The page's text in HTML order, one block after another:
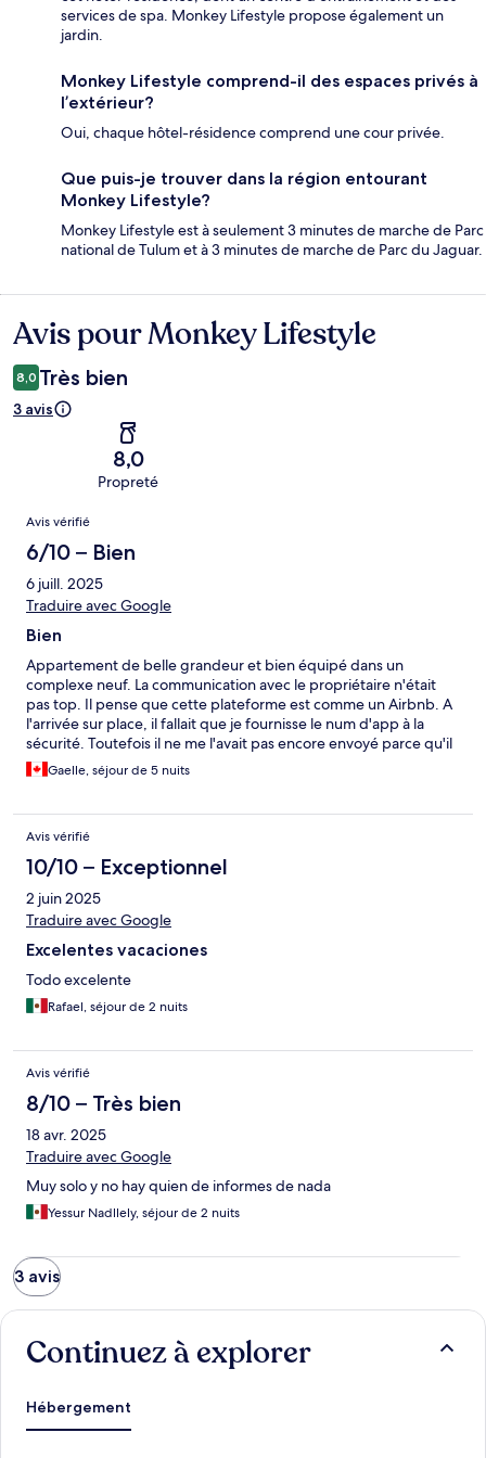
services de spa. Monkey Lifestyle propose également un
jardin.
Monkey Lifestyle comprend-il des espaces privés à
l’extérieur?
Oui, chaque hôtel-résidence comprend une cour privée.
Que puis-je trouver dans la région entourant
Monkey Lifestyle?
Monkey Lifestyle est à seulement 3 minutes de marche de Parc
national de Tulum et à 3 minutes de marche de Parc du Jaguar.
Avis
Avis pour Monkey Lifestyle
8,0 Très bien
3 avis
8,0
Propreté
Avis
Avis vérifié
6/10 – Bien
6 juill. 2025
Traduire avec Google
Bien
Appartement de belle grandeur et bien équipé dans un
complexe neuf. La communication avec le propriétaire n'était
pas top. Il pense que cette plateforme est comme un Airbnb. A
l'arrivée sur place, il fallait que je fournisse le num d'app à la
sécurité. Toutefois il ne me l'avait pas encore envoyé parce qu'il
fallait que je paye des frais de 600 pesos mex pour le menage
en plus de ceux payés sur Hotel.com sur une plateforme
pouvoir avoir accès à l'appartement. L'appartement était ok,
mais les murs en carton nous permettaient d'entendre les
voisins même quand ils étaient aux toilettes... L'appartement
était propre, mais quelques araignée et toiles d'araignés sont
notables à divers endroits. Magnifique piscine et bon gym. Vous
pouvez louer des vélo pour 300$ pesos la journée sur place,
Gaelle, séjour de 5 nuits
Avis vérifié
10/10 – Exceptionnel
2 juin 2025
Traduire avec Google
Excelentes vacaciones
Todo excelente
Rafael, séjour de 2 nuits
Avis vérifié
8/10 – Très bien
18 avr. 2025
Traduire avec Google
Muy solo y no hay quien de informes de nada
Yessur Nadllely, séjour de 2 nuits
3 avis
Continuez à explorer
Hébergement